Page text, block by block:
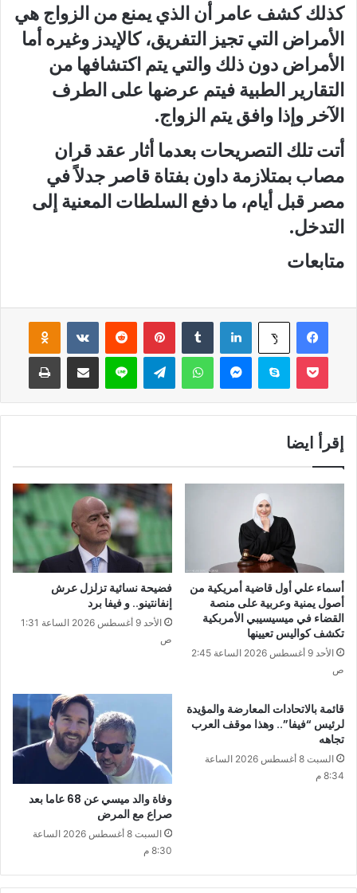
كذلك كشف عامر أن الذي يمنع من الزواج هي
الأمراض التي تجيز التفريق، كالإيدز وغيره أما
الأمراض دون ذلك والتي يتم اكتشافها من
التقارير الطبية فيتم عرضها على الطرف
الآخر وإذا وافق يتم الزواج.
أتت تلك التصريحات بعدما أثار عقد قران
مصاب بمتلازمة داون بفتاة قاصر جدلاً في
مصر قبل أيام، ما دفع السلطات المعنية إلى
التدخل.
متابعات
فيسبوك ‫X لينكدإن بينتيريست
سكايب واتساب لاين
إقرأ ايضا
أسماء علي أول قاضية أمريكية من
أصول يمنية وعربية على منصة
القضاء في ميسيسيبي الأمربكية
تكشف كواليس تعيينها
الأحد 9 أغسطس 2026 الساعة 2:45
ص
فضيحة نسائية تزلزل عرش
إنفانتينو.. و فيفا برد
الأحد 9 أغسطس 2026 الساعة 1:31
ص
قائمة بالاتحادات المعارضة والمؤيدة
لرئيس “فيفا”.. وهذا موقف العرب
تجاهه
السبت 8 أغسطس 2026 الساعة
8:34 م
وفاة والد ميسي عن 68 عاما بعد
صراع مع المرض
السبت 8 أغسطس 2026 الساعة
8:30 م